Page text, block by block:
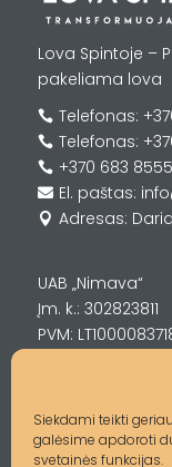
Siekdami teikti
galėsime apdoroti
svetainės funkcijas.
Lova Spintoje –
pakeliama lova
 Telefonas:
 Telefonas:
 +370 683
 El. paštas:
 Adresas:
UAB „Nimava“
Įm. k.: 302823811
PVM: